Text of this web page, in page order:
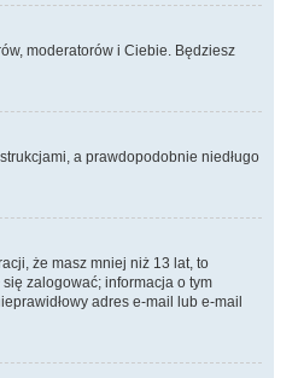
moderatorów i Ciebie. Będziesz
a prawdopodobnie niedługo
że masz mniej niż 13 lat, to
zalogować; informacja o tym
adres e-mail lub e-mail